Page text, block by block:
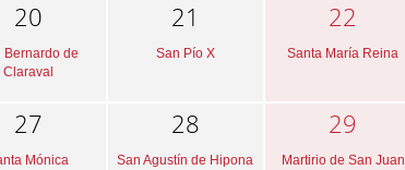
20
Bernardo de
Claraval
21
San Pío X
22
Santa María Reina
27
Mónica
28
San Agustín de Hipona
29
Martirio de San Juan